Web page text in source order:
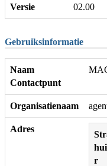
Versie 02.00
Gebruiksinformatie
Naam
Contactpunt
Organisatienaam
Adres
r